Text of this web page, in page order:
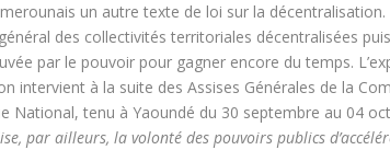
un autre texte de loi sur la
des collectivités territoriales décentralisées
par le pouvoir pour gagner encore du temps.
intervient à la suite des Assises Générales de la
National, tenu à Yaoundé du 30 septembre au 04
par ailleurs, la volonté des pouvoirs publics